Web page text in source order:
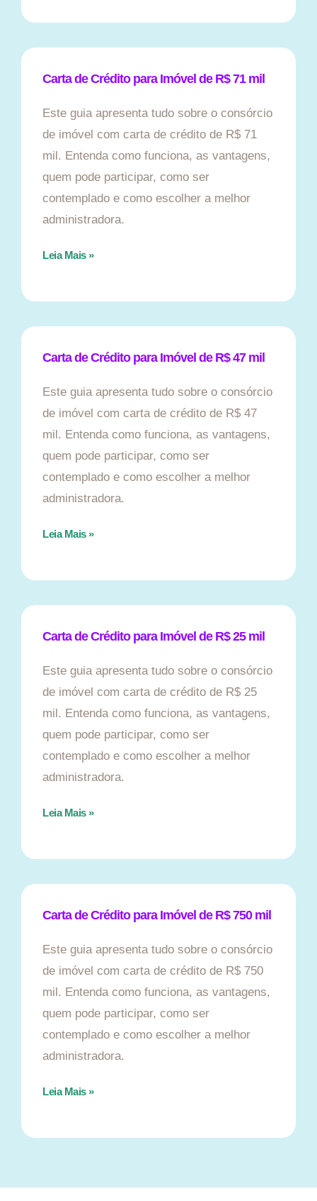
Carta de Crédito para Imóvel de R$ 71 mil
Este guia apresenta tudo sobre o consórcio
de imóvel com carta de crédito de R$ 71
mil. Entenda como funciona, as vantagens,
quem pode participar, como ser
contemplado e como escolher a melhor
administradora.
Leia Mais »
Carta de Crédito para Imóvel de R$ 47 mil
Este guia apresenta tudo sobre o consórcio
de imóvel com carta de crédito de R$ 47
mil. Entenda como funciona, as vantagens,
quem pode participar, como ser
contemplado e como escolher a melhor
administradora.
Leia Mais »
Carta de Crédito para Imóvel de R$ 25 mil
Este guia apresenta tudo sobre o consórcio
de imóvel com carta de crédito de R$ 25
mil. Entenda como funciona, as vantagens,
quem pode participar, como ser
contemplado e como escolher a melhor
administradora.
Leia Mais »
Carta de Crédito para Imóvel de R$ 750 mil
Este guia apresenta tudo sobre o consórcio
de imóvel com carta de crédito de R$ 750
mil. Entenda como funciona, as vantagens,
quem pode participar, como ser
contemplado e como escolher a melhor
administradora.
Leia Mais »